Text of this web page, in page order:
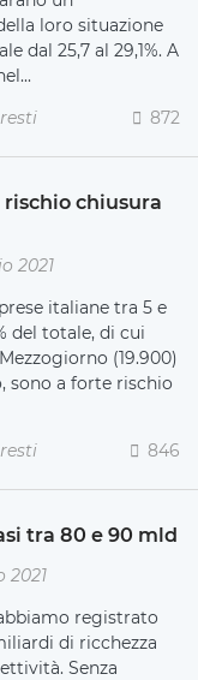
loro situazione
dal 25,7 al 29,1%. A
872
rischio chiusura
2021
italiane tra 5 e
del totale, di cui
(19.900)
sono a forte rischio
846
tra 80 e 90 mld
2021
registrato
di ricchezza
Senza